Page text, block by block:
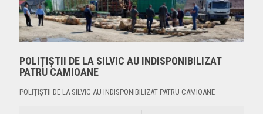
POLIȚIȘTII DE LA SILVIC AU INDISPONIBILIZAT
PATRU CAMIOANE
POLIȚIȘTII DE LA SILVIC AU INDISPONIBILIZAT PATRU CAMIOANE